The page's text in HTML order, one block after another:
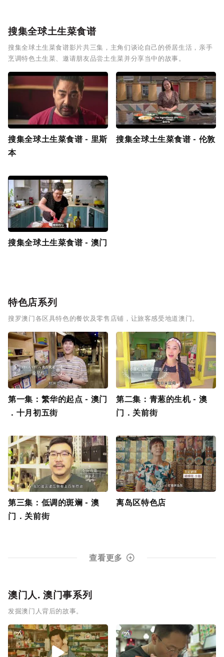
搜集全球土生菜食谱
搜集全球土生菜食谱影片共三集，主角们谈论自己的侨居生活，亲手
烹调特色土生菜、邀请朋友品尝土生菜并分享当中的故事。
搜集全球土生菜食谱 - 里斯
本
搜集全球土生菜食谱 - 伦敦
搜集全球土生菜食谱 - 澳门
特色店系列
搜罗澳门各区具特色的餐饮及零售店铺，让旅客感受地道澳门。
第一集：繁华的起点 - 澳门
．十月初五街
第二集：青葱的生机 - 澳
门．关前街
第三集：低调的斑斓 - 澳
门．关前街
离岛区特色店
查看更多
澳门人. 澳门事系列
发掘澳门人背后的故事。